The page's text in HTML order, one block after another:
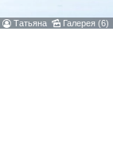
 Татьяна  Галерея (6)